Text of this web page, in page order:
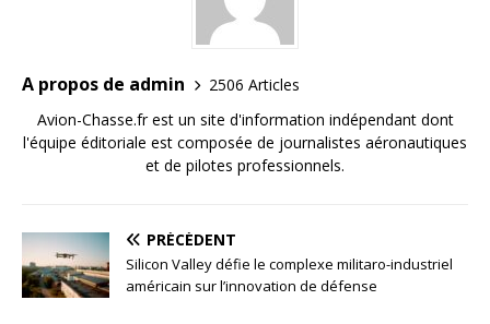
A propos de admin
2506 Articles
Avion-Chasse.fr est un site d'information indépendant dont
l'équipe éditoriale est composée de journalistes aéronautiques
et de pilotes professionnels.
PRÉCÉDENT
Silicon Valley défie le complexe militaro-industriel
américain sur l’innovation de défense